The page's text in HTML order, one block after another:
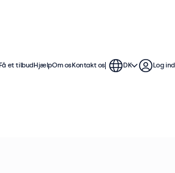
et tilbudHjælpOm osKontakt os DK Log ind